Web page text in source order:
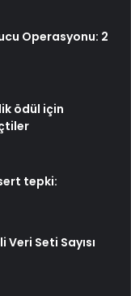
Operasyonu: 2
ödül için
sert tepki:
Veri Seti Sayısı